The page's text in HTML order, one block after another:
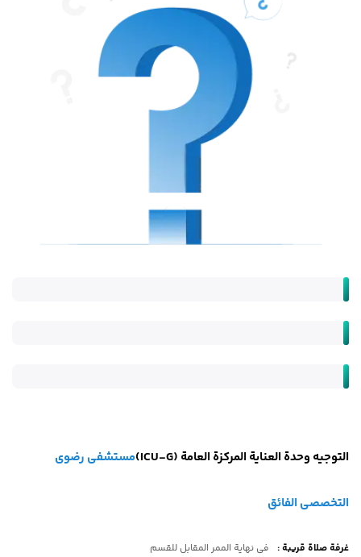
التوجيه وحدة العنایة المرکزة العامة (ICU-G) مستشفى رضوي
التخصصي الفائق
غرفة صلاة قريبة: فی نهایة الممر المقابل للقسم